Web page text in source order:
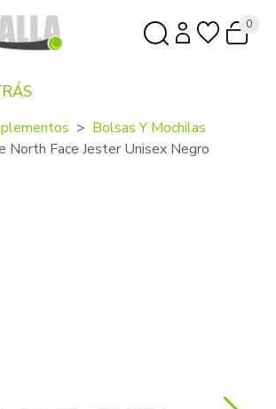
0
Bolsas Y Mochilas
North Face Jester Unisex Negro